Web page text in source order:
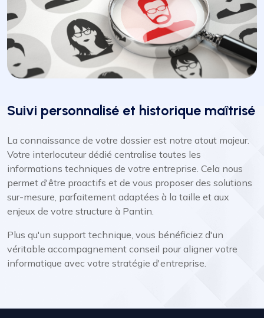
Suivi personnalisé et historique maîtrisé
La connaissance de votre dossier est notre atout majeur.
Votre interlocuteur dédié centralise toutes les
informations techniques de votre entreprise. Cela nous
permet d'être proactifs et de vous proposer des solutions
sur-mesure, parfaitement adaptées à la taille et aux
enjeux de votre structure à Pantin.
Plus qu'un support technique, vous bénéficiez d'un
véritable accompagnement conseil pour aligner votre
informatique avec votre stratégie d'entreprise.